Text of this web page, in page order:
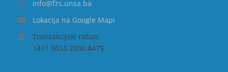
info@fzs.unsa.ba
Lokacija na Google Mapi
Transakcijski račun
1411 9653 2000 8475